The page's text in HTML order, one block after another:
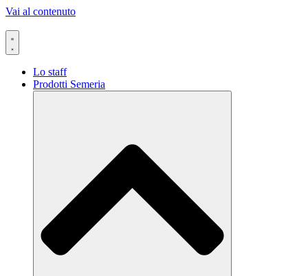
Vai al contenuto
Lo staff
Prodotti Semeria